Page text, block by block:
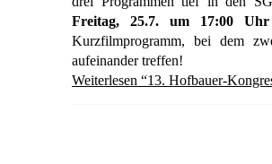
Freitag, 25.7. um 17:00 Uhr
Kurzfilmprogramm, bei dem
aufeinander treffen!
Weiterlesen “13. Hofbauer-